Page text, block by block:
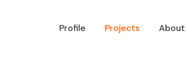
Profile Projects About